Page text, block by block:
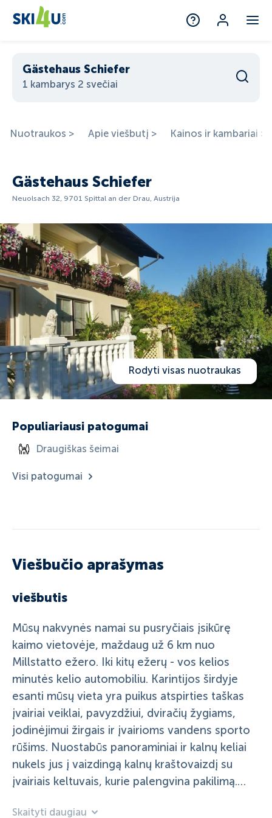
Gästehaus Schiefer
1 kambarys 2 svečiai
Nuotraukos > Apie viešbutį > Kainos ir kambariai >
Gästehaus Schiefer
Neuolsach 32, 9701 Spittal an der Drau, Austrija
Rodyti visas nuotraukas
Populiariausi patogumai
Draugiškas šeimai
Visi patogumai
Viešbučio aprašymas
viešbutis
Mūsų nakvynės namai su pusryčiais įsikūrę
kaimo vietovėje, maždaug už 6 km nuo
Millstatto ežero. Iki kitų ežerų - vos kelios
minutės kelio automobiliu. Karintijos širdyje
esanti mūsų vieta yra puikus atspirties taškas
įvairiai veiklai, pavyzdžiui, dviračių žygiams,
jodinėjimui žirgais ir įvairioms vandens sporto
rūšims. Nuostabūs panoraminiai ir kalnų keliai
nukels jus į vaizdingą kalnų kraštovaizdį su
įvairiais keltuvais, kurie palengvina pakilimą.
sodai, pilys ir tvirtovės, kurias lengva pasiekti.
Skaityti daugiau